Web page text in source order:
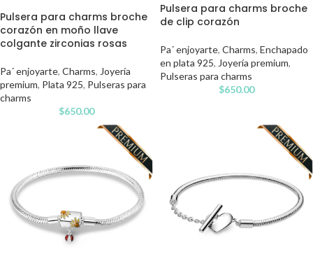
Pulsera para charms broche
corazón en moño llave
colgante zirconias rosas
Pa´ enjoyarte, Charms, Joyería
premium, Plata 925, Pulseras para
charms
$650.00
Pulsera para charms broche
de clip corazón
Pa´ enjoyarte, Charms, Enchapado
en plata 925, Joyería premium,
Pulseras para charms
$650.00